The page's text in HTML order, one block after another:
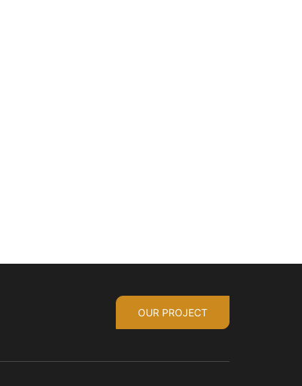
OUR PROJECT